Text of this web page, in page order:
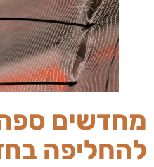
מחדשים
להחליפה